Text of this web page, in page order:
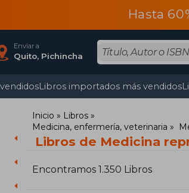
Hasta
Enviar a
Quito, Pichincha
Libros importados más vendidos
Inicio
Libros
Medicina, enfermería, veterinaria
Libros de Medicina
Encontramos 1.350 Libros